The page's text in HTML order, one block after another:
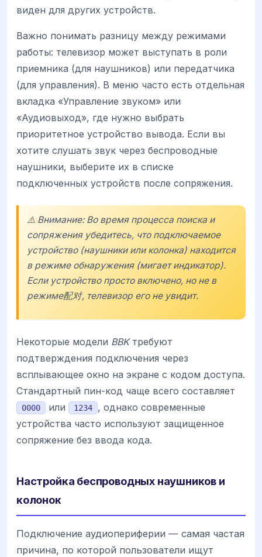
виден для других устройств.
Важно понимать разницу между режимами
работы: телевизор может выступать в роли
приемника (для наушников) или передатчика
(для управления). В меню часто есть отдельная
вкладка «Управление звуком» или
«Аудиовыход», где нужно выбрать
приоритетное устройство вывода. Если вы
хотите слушать звук через беспроводные
наушники, выберите их в списке
подключенных устройств после сопряжения.
⚠️ Внимание: Во время процесса поиска и
сопряжения убедитесь, что подключаемое
устройство (наушники или колонка) находится
в режиме обнаружения (мигает индикатор).
Если устройство просто включено, но не в
режиме配对, телевизор его не увидит.
Некоторые модели BBKтребуют
подтверждения подключения через
всплывающее окно на экране с кодом доступа.
Стандартный пин-код чаще всего составляет
0000 или 1234
, однако современные
устройства часто используют защищенное
сопряжение без ввода кода.
Настройка беспроводных наушников и
колонок
Подключение аудиопериферии — самая частая
причина, по которой пользователи ищут